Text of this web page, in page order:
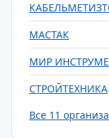
МАСТАК
МИР
СТРОЙТЕХНИКА
Все 11